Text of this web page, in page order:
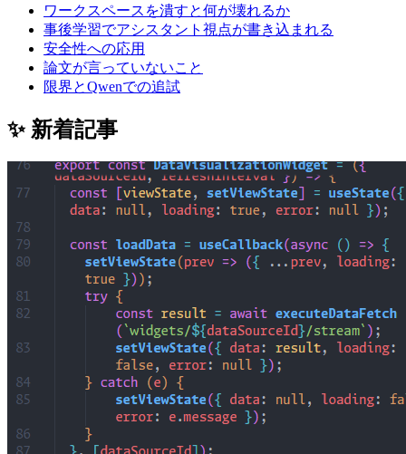
ワークスペースを潰すと何が壊れるか
事後学習でアシスタント視点が書き込まれる
安全性への応用
論文が言っていないこと
限界とQwenでの追試
✨ 新着記事